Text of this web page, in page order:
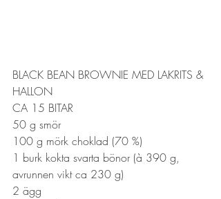
BLACK BEAN BROWNIE MED LAKRITS &
HALLON
CA 15 BITAR
50 g smör
100 g mörk choklad (70 %)
1 burk kokta svarta bönor (à 390 g,
avrunnen vikt ca 230 g)
2 ägg